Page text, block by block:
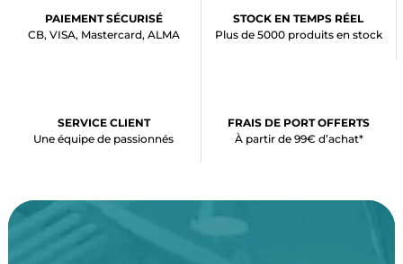
PAIEMENT SÉCURISÉ
CB, VISA, Mastercard, ALMA
STOCK EN TEMPS RÉEL
Plus de 5000 produits en stock
SERVICE CLIENT
Une équipe de passionnés
FRAIS DE PORT OFFERTS
À partir de 99€ d’achat*